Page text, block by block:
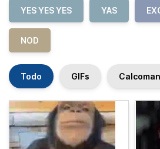
YES YES YES YAS
NOD
Todo GIFs